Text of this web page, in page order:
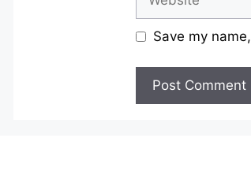
Save my